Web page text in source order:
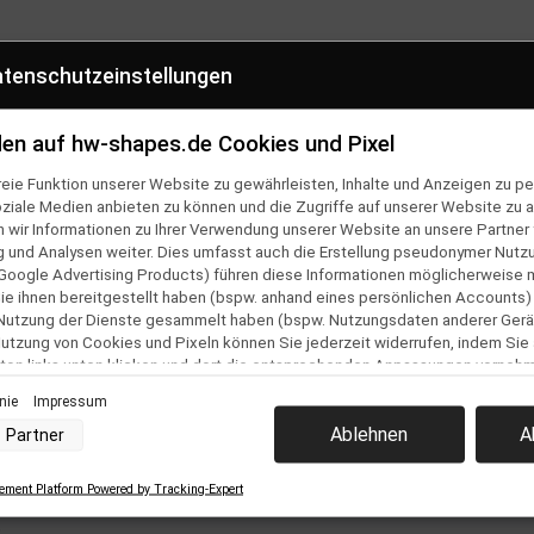
SHOP HOTLINE
Bestellung
Versand
Folge uns auf
auf hw-shapes.de Cookies und Pixel
Funktion unserer Website zu gewährleisten, Inhalte und Anzeigen zu
Medien anbieten zu können und die Zugriffe auf unserer Website zu
wir Informationen zu Ihrer Verwendung unserer Website an unsere
und Analysen weiter. Dies umfasst auch die Erstellung pseudonymer
Advertising Products) führen diese Informationen möglicherweise
ihnen bereitgestellt haben (bspw. anhand eines persönlichen
der Dienste gesammelt haben (bspw. Nutzungsdaten anderer
von Cookies und Pixeln können Sie jederzeit widerrufen, indem Sie
links unten klicken und dort die entsprechenden Anpassungen
durch unsere Partner:
Zugriff auf Informationen auf einem Endgerät
Daten zur Auswahl von Werbeanzeigen
für personalisierte Werbung
Profilen zur Auswahl personalisierter Werbung
zur Personalisierung von Inhalten
Impressum
Partner Ablehnen
Platform Powered by Tracking-Expert